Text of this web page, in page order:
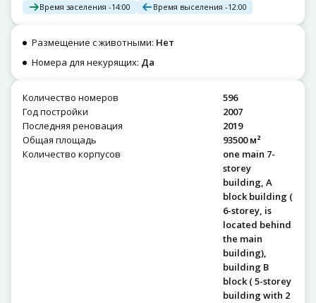
Время заселения -14:00 Время выселения -12:00
Размещение с животными: Нет
Номера для некурящих: Да
Количество номеров
596
Год постройки
2007
Последняя реновация
2019
Общая площадь
93500 м²
Количество корпусов
one main 7-
storey
building, A
block building (
6-storey, is
located behind
the main
building),
building B
block ( 5-storey
building with 2